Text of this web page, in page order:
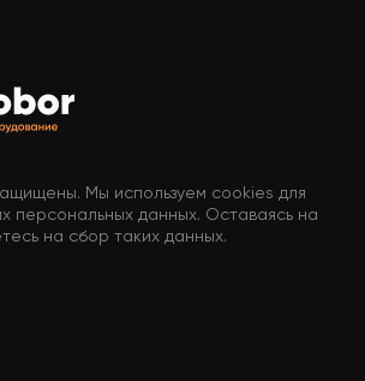
Мы используем cookies для
персональных данных. Оставаясь на
на сбор таких данных.